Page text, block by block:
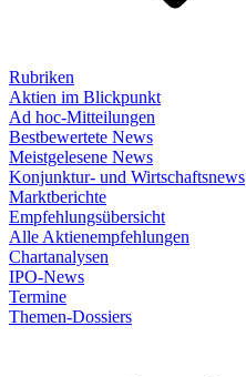
Rubriken
Aktien im Blickpunkt
Ad hoc-Mitteilungen
Bestbewertete News
Meistgelesene News
Konjunktur- und Wirtschaftsnews
Marktberichte
Empfehlungsübersicht
Alle Aktienempfehlungen
Chartanalysen
IPO-News
Termine
Themen-Dossiers